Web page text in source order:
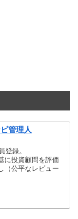
管理人
登録。
に投資顧問を評価
（公平なレビュー